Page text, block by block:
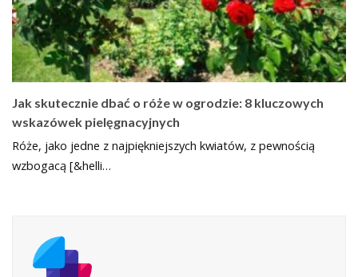
Jak skutecznie dbać o róże w ogrodzie: 8 kluczowych
wskazówek pielęgnacyjnych
Róże, jako jedne z najpiękniejszych kwiatów, z pewnością
wzbogacą [&helli…